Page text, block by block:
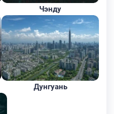
Чэнду
Дунгуань